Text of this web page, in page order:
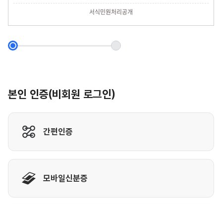
서식민원처리공개